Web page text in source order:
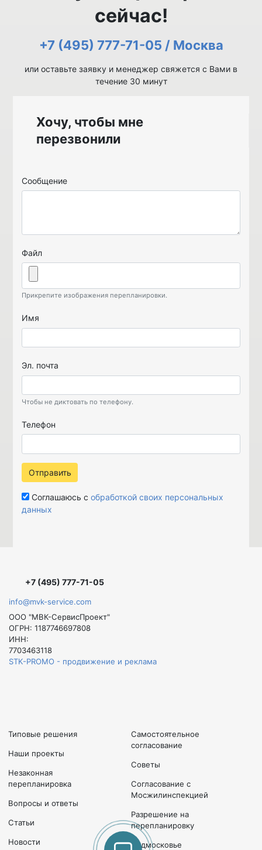
сейчас!
+7 (495) 777-71-05 / Москва
или оставьте заявку и менеджер свяжется с Вами в
течение 30 минут
Хочу, чтобы мне
перезвонили
Сообщение
Файл
Прикрепите изображения перепланировки.
Имя
Эл. почта
Чтобы не диктовать по телефону.
Телефон
Отправить
Соглашаюсь собработкой своих персональных
данных
Типовые решения
Наши проекты
Незаконная
перепланировка
Вопросы и ответы
Статьи
Новости
Самостоятельное
согласование
Советы
Согласование с
Мосжилинспекцией
Разрешение на
перепланировку
Подмосковье
+7 (495) 777-71-05
info@mvk-service.com
ООО "МВК-СервисПроект"
ОГРН: 1187746697808
ИНН:
7703463118
STK-PROMO - продвижение и реклама